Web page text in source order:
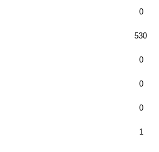
0
530
0
0
0
1